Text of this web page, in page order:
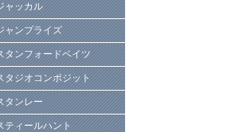
ャッカル
ャンプライズ
タンフォードベイツ
タジオコンポジット
タンレー
ティールハント